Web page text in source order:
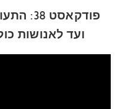
ועד לאנושות